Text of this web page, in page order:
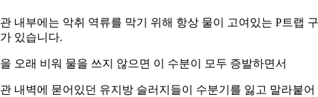
내부에는 악취 역류를 막기 위해 항상 물이 고여있는 P트랩 구
있습니다.
오래 비워 물을 쓰지 않으면 이 수분이 모두 증발하면서
내벽에 묻어있던 유지방 슬러지들이 수분기를 잃고 말라붙어